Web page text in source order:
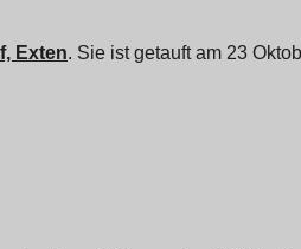
Exten. Sie ist getauft am 23